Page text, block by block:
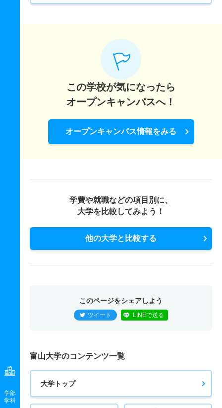
学部
学科
この学校が気になったら
オープンキャンパスへ！
オープンキャンパス情報をみる
学費や就職などの項目別に、
大学を比較してみよう！
他の大学と比較する
このページをシェアしよう
ツイート LINEで送る
富山大学のコンテンツ一覧
大学トップ